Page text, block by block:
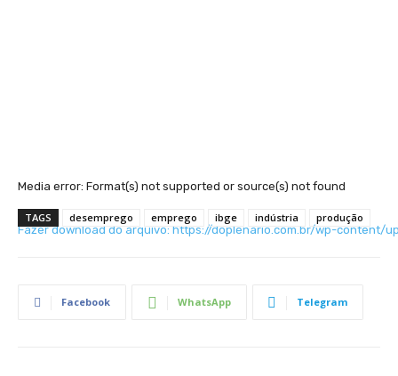
Media error: Format(s) not supported or source(s) not found
Fazer download do arquivo: https://doplenario.com.br/wp-content/
TAGS desemprego emprego ibge indústria produção
Facebook WhatsApp Telegram